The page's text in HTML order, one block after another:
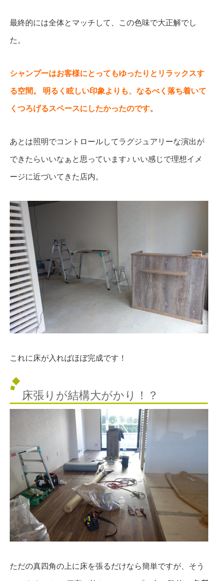
最終的には全体とマッチして、この色味で大正解でし
た。
シャンプーはお客様にとってもゆったりとリラックスす
る空間。
明るく眩しい印象よりも、なるべく落ち着いて
くつろげるスペースにしたかったのです。
あとは照明でコントロールしてラグジュアリーな演出が
できたらいいなぁと思っています♪ いい感じで理想イメ
ージに近づいてきた店内。
これに床が入ればほぼ完成です！
床張りが結構大がかり！？
ただの真四角の上に床を張るだけなら簡単ですが、そう